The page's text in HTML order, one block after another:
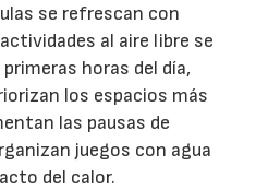
se refrescan con
al aire libre se
horas del día,
los espacios más
las pausas de
juegos con agua
del calor.